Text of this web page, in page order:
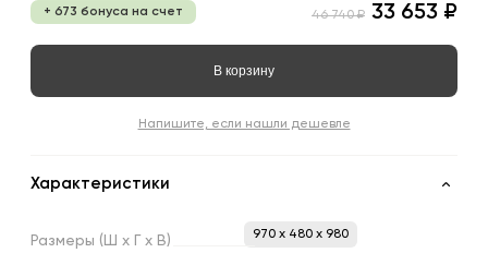
+ 673 бонуса на счет 46 740 ₽ 33 653 ₽
В корзину
Напишите, если нашли дешевле
Характеристики
Размеры (Ш х х В) 970 x 480 x 980